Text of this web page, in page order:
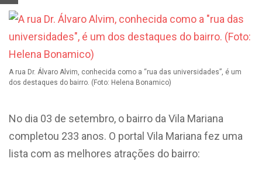
A rua Dr. Álvaro Alvim, conhecida como a “rua das universidades”, é um
dos destaques do bairro. (Foto: Helena Bonamico)
No dia 03 de setembro, o bairro da Vila Mariana
completou 233 anos. O portal Vila Mariana fez uma
lista com as melhores atrações do bairro: